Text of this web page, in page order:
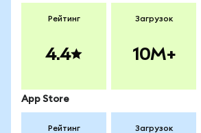
Рейтинг
4.4
Загрузок
10M+
App Store
Рейтинг Загрузок